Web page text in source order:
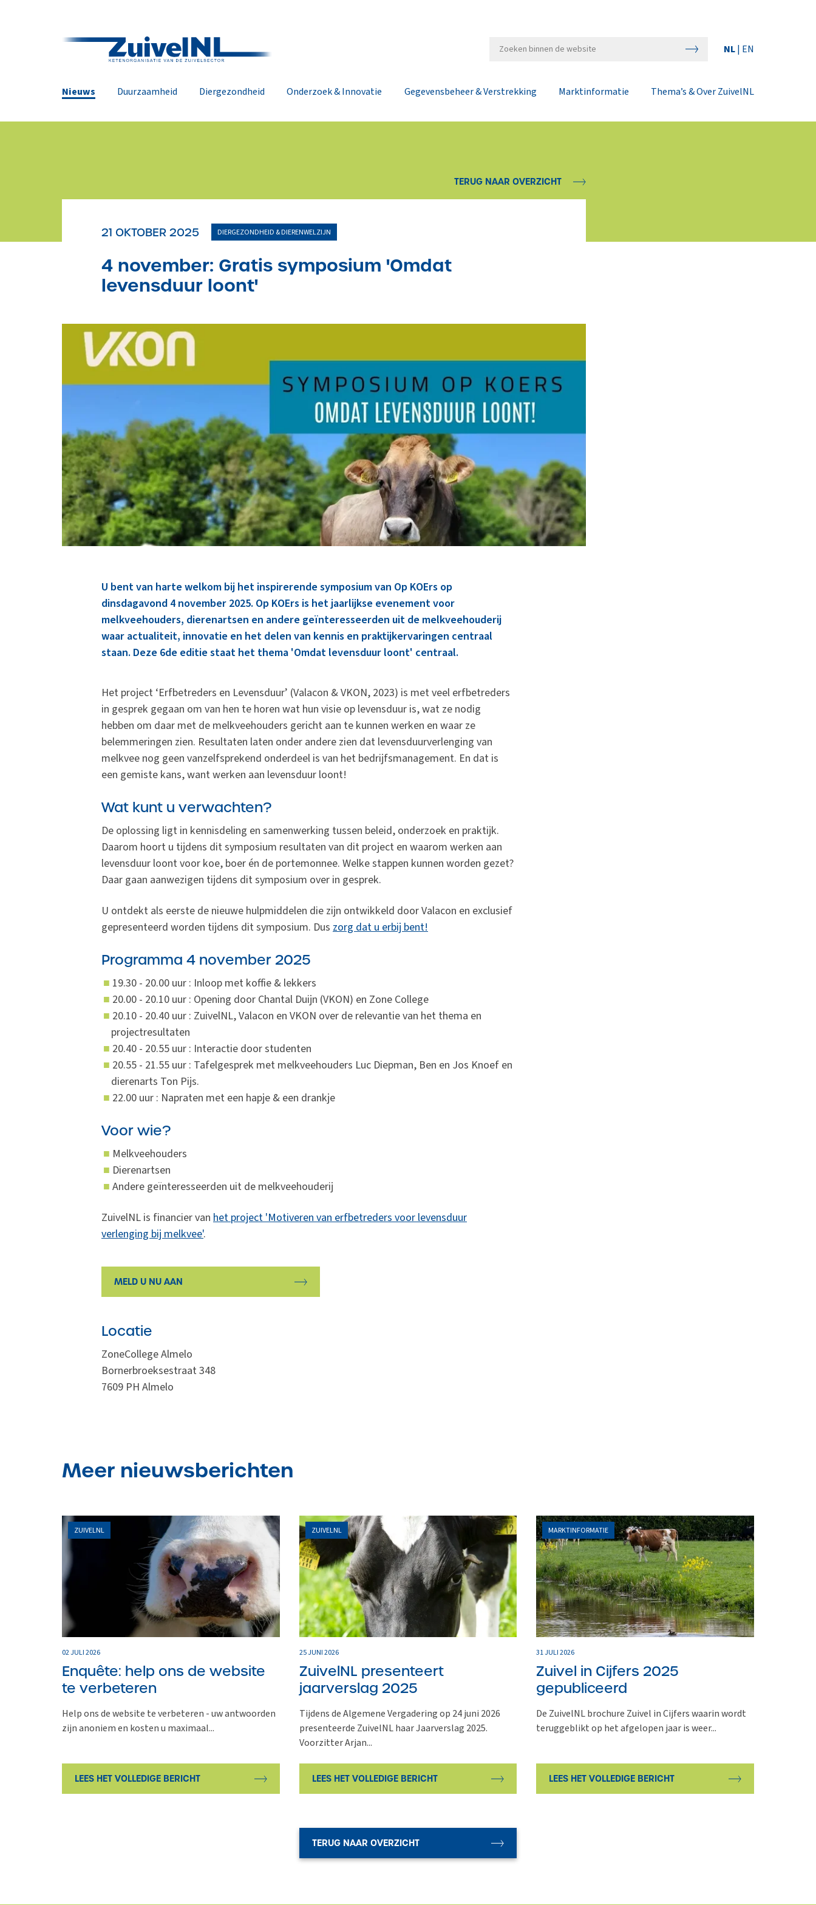
NL| EN
Nieuws Duurzaamheid Diergezondheid Onderzoek & Innovatie Gegevensbeheer & Verstrekking Marktinformatie Thema’s & Over ZuivelNL
TERUG NAAR OVERZICHT
21 OKTOBER 2025 DIERGEZONDHEID & DIERENWELZIJN
4 november: Gratis symposium 'Omdat
levensduur loont'
U bent van harte welkom bij het inspirerende symposium van Op KOErs op
dinsdagavond 4 november 2025. Op KOErs is het jaarlijkse evenement voor
melkveehouders, dierenartsen en andere geïnteresseerden uit de melkveehouderij
waar actualiteit, innovatie en het delen van kennis en praktijkervaringen centraal
staan. Deze 6de editie staat het thema 'Omdat levensduur loont' centraal.
Het project ‘Erfbetreders en Levensduur’ (Valacon & VKON, 2023) is met veel erfbetreders
in gesprek gegaan om van hen te horen wat hun visie op levensduur is, wat ze nodig
hebben om daar met de melkveehouders gericht aan te kunnen werken en waar ze
belemmeringen zien. Resultaten laten onder andere zien dat levensduurverlenging van
melkvee nog geen vanzelfsprekend onderdeel is van het bedrijfsmanagement. En dat is
een gemiste kans, want werken aan levensduur loont!
Wat kunt u verwachten?
De oplossing ligt in kennisdeling en samenwerking tussen beleid, onderzoek en praktijk.
Daarom hoort u tijdens dit symposium resultaten van dit project en waarom werken aan
levensduur loont voor koe, boer én de portemonnee. Welke stappen kunnen worden gezet?
Daar gaan aanwezigen tijdens dit symposium over in gesprek.
U ontdekt als eerste de nieuwe hulpmiddelen die zijn ontwikkeld door Valacon en exclusief
gepresenteerd worden tijdens dit symposium. Dus zorg dat u erbij bent!
Programma 4 november 2025
19.30 - 20.00 uur : Inloop met koffie & lekkers
20.00 - 20.10 uur : Opening door Chantal Duijn (VKON) en Zone College
20.10 - 20.40 uur : ZuivelNL, Valacon en VKON over de relevantie van het thema en
projectresultaten
20.40 - 20.55 uur : Interactie door studenten
20.55 - 21.55 uur : Tafelgesprek met melkveehouders Luc Diepman, Ben en Jos Knoef en
dierenarts Ton Pijs.
22.00 uur : Napraten met een hapje & een drankje
Voor wie?
Melkveehouders
Dierenartsen
Andere geïnteresseerden uit de melkveehouderij
ZuivelNL is financier van het project 'Motiveren van erfbetreders voor levensduur
verlenging bij melkvee'.
MELD U NU AAN
Locatie
ZoneCollege Almelo
Bornerbroeksestraat 348
7609 PH Almelo
Meer nieuwsberichten
ZUIVELNL
02 JULI 2026
Enquête: help ons de website
te verbeteren
Help ons de website te verbeteren - uw antwoorden
zijn anoniem en kosten u maximaal...
LEES HET VOLLEDIGE BERICHT
ZUIVELNL
25 JUNI 2026
ZuivelNL presenteert
jaarverslag 2025
Tijdens de Algemene Vergadering op 24 juni 2026
presenteerde ZuivelNL haar Jaarverslag 2025.
Voorzitter Arjan...
LEES HET VOLLEDIGE BERICHT
MARKTINFORMATIE
31 JULI 2026
Zuivel in Cijfers 2025
gepubliceerd
De ZuivelNL brochure Zuivel in Cijfers waarin wordt
teruggeblikt op het afgelopen jaar is weer...
LEES HET VOLLEDIGE BERICHT
TERUG NAAR OVERZICHT